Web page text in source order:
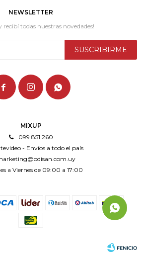
MIXUP
099 851 260
- Envíos a todo el país
a Viernes de 09:00 a 17:00
NEWSLETTER
recibí todas nuestras novedades!
SUSCRIBIRME
  